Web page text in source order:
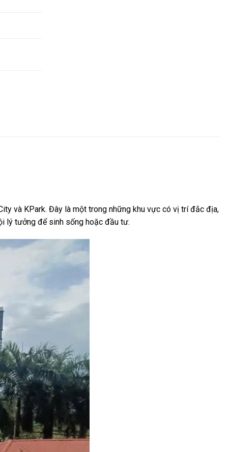
và KPark. Đây là một trong những khu vực có vị trí đắc địa,
lý tưởng để sinh sống hoặc đầu tư.